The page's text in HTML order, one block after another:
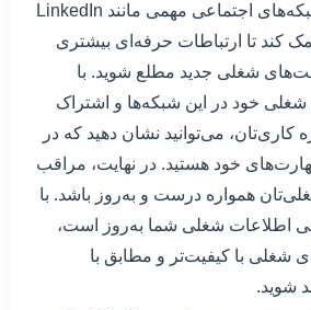
همچنین، حضور در شبکه‌های اجتماعی مهمی مانند LinkedIn
کند تا ارتباطات حرفه‌ای بیشتری
شغلی جدید مطلع شوید. با
شغلی خود در این شبکه‌ها و اشتراک
می‌توانید نشان دهید که در
خود هستید. در نهایت، مراقب
همواره درست و به‌روز باشد. با
اطلاعات شغلی شما به‌روز است،
شغلی با کیفیت‌تر و مطابق با
شوید.